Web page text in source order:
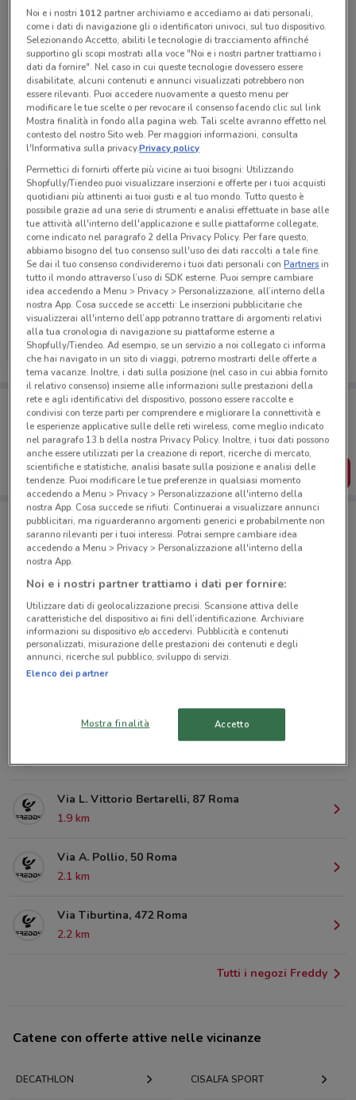
Lunedì n.d.
Martedì n.d.
Mercoledì n.d.
Giovedì n.d.
Venerdì n.d.
Sabato n.d.
Domenica n.d.
Cisalfa Spa
Tutte le promozioni di questo negozio
Freddy
Scade il 22/09 463 m
Porta DoveConviene sempre con te!
Puoi trovare le migliori offerte dei negozi vicino a te,
salvarle e creare la tua lista del risparmio, comodamente
dal tuo cellulare.
SCARICA L’APP
Negozi Freddy a Roma
© MapTiler © OpenStreetMap contributors
Via G. B. Morgagni, 8-10 Roma
Via G. Giolitti, 10 Roma
1.7 km
Via L. Vittorio Bertarelli, 87 Roma
1.9 km
Via A. Pollio, 50 Roma
2.1 km
Via Tiburtina, 472 Roma
2.2 km
Tutti i negozi Freddy
Catene con offerte attive nelle vicinanze
DECATHLON CISALFA SPORT
Noi e i nostri 1012partner archiviamo e accediamo ai dati personali,
come i dati di navigazione gli o identificatori univoci, sul tuo dispositivo.
Selezionando Accetto, abiliti le tecnologie di tracciamento affinché
supportino gli scopi mostrati alla voce "Noi e i nostri partner trattiamo i
dati da fornire". Nel caso in cui queste tecnologie dovessero essere
disabilitate, alcuni contenuti e annunci visualizzati potrebbero non
essere rilevanti. Puoi accedere nuovamente a questo menu per
modificare le tue scelte o per revocare il consenso facendo clic sul link
Mostra finalità in fondo alla pagina web. Tali scelte avranno effetto nel
contesto del nostro Sito web. Per maggiori informazioni, consulta
l'Informativa sulla privacy.Privacy policy
Permettici di fornirti offerte più vicine ai tuoi bisogni: Utilizzando
Shopfully/Tiendeo puoi visualizzare inserzioni e offerte per i tuoi acquisti
quotidiani più attinenti ai tuoi gusti e al tuo mondo. Tutto questo è
possibile grazie ad una serie di strumenti e analisi effettuate in base alle
tue attività all'interno dell'applicazione e sulle piattaforme collegate,
come indicato nel paragrafo 2 della Privacy Policy. Per fare questo,
abbiamo bisogno del tuo consenso sull'uso dei dati raccolti a tale fine.
Se dai il tuo consenso condivideremo i tuoi dati personali conPartnersin
tutto il mondo attraverso l’uso di SDK esterne. Puoi sempre cambiare
idea accedendo a Menu > Privacy > Personalizzazione, all’interno della
nostra App. Cosa succede se accetti: Le inserzioni pubblicitarie che
visualizzerai all'interno dell’app potranno trattare di argomenti relativi
alla tua cronologia di navigazione su piattaforme esterne a
Shopfully/Tiendeo. Ad esempio, se un servizio a noi collegato ci informa
che hai navigato in un sito di viaggi, potremo mostrarti delle offerte a
tema vacanze. Inoltre, i dati sulla posizione (nel caso in cui abbia fornito
il relativo consenso) insieme alle informazioni sulle prestazioni della
rete e agli identificativi del dispositivo, possono essere raccolte e
condivisi con terze parti per comprendere e migliorare la connettività e
le esperienze applicative sulle delle reti wireless, come meglio indicato
nel paragrafo 13.b della nostra Privacy Policy. Inoltre, i tuoi dati possono
anche essere utilizzati per la creazione di report, ricerche di mercato,
scientifiche e statistiche, analisi basate sulla posizione e analisi delle
tendenze. Puoi modificare le tue preferenze in qualsiasi momento
accedendo a Menu > Privacy > Personalizzazione all'interno della
nostra App. Cosa succede se rifiuti: Continuerai a visualizzare annunci
pubblicitari, ma riguarderanno argomenti generici e probabilmente non
saranno rilevanti per i tuoi interessi. Potrai sempre cambiare idea
accedendo a Menu > Privacy > Personalizzazione all'interno della
nostra App.
Noi e i nostri partner trattiamo i dati per fornire:
Utilizzare dati di geolocalizzazione precisi. Scansione attiva delle
caratteristiche del dispositivo ai fini dell’identificazione. Archiviare
informazioni su dispositivo e/o accedervi. Pubblicità e contenuti
personalizzati, misurazione delle prestazioni dei contenuti e degli
annunci, ricerche sul pubblico, sviluppo di servizi.
Elenco dei partner
Mostra finalità Accetto